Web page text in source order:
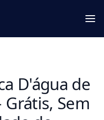
D'água de
Sem